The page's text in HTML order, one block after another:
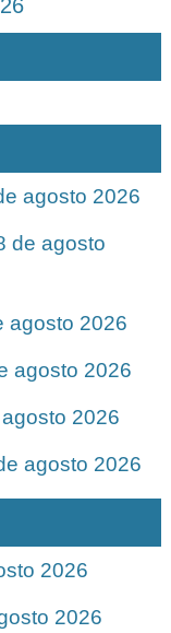
agosto 2026
de agosto
agosto 2026
agosto 2026
2026
agosto 2026
2026
2026